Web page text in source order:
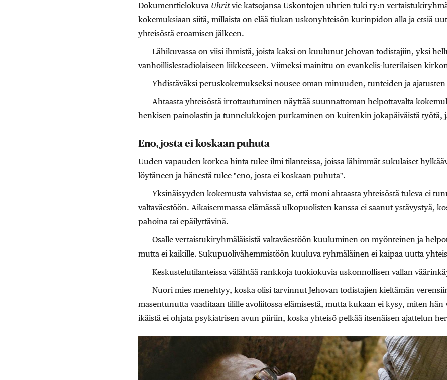
Dokumenttielokuva Uhritvie katsojansa Uskontojen uhrien tuki ry:n
kokemuksiaan siitä, millaista on elää tiukan uskonyhteisön kurinpidon alla ja etsiä
yhteisöstä eroamisen jälkeen.
Lähikuvassa on viisi ihmistä, joista kaksi on kuulunut Jehovan todistajiin, yksi
vanhoillislestadiolaiseen liikkeeseen. Viimeksi mainittu on evankelis-luterilaisen
Yhdistäväksi peruskokemukseksi nousee oman minuuden, tunteiden ja
Ahtaasta yhteisöstä irrottautuminen näyttää suunnattoman helpottavalta
henkisen painolastin ja tunnelukkojen purkaminen on kuitenkin jokapäiväistä työtä,
Eno, josta ei koskaan puhuta
Uuden vapauden korkea hinta tulee ilmi tilanteissa, joissa lähimmät sukulaiset
löytäneen ja hänestä tulee "eno, josta ei koskaan puhuta".
Yksinäisyyden kokemusta vahvistaa se, että moni ahtaasta yhteisöstä tuleva ei
valtaväestöön. Aikaisemmassa elämässä ulkopuolisten kanssa ei saanut ystävystyä,
pahoina tai epäilyttävinä.
Osalle vertaistukiryhmäläisistä valtaväestöön kuuluminen on myönteinen ja
mutta ei kaikille. Sukupuolivähemmistöön kuuluva ryhmäläinen ei kaipaa uutta
Keskustelutilanteissa välähtää rankkoja tuokiokuvia uskonnollisen vallan
Nuori mies menehtyy, koska olisi tarvinnut Jehovan todistajien kieltämän
masentunutta vaaditaan tilille avoliitossa elämisestä, mutta kukaan ei kysy, miten
ikäistä ei ohjata psykiatrisen avun piiriin, koska yhteisö pelkää itsenäisen ajattelun